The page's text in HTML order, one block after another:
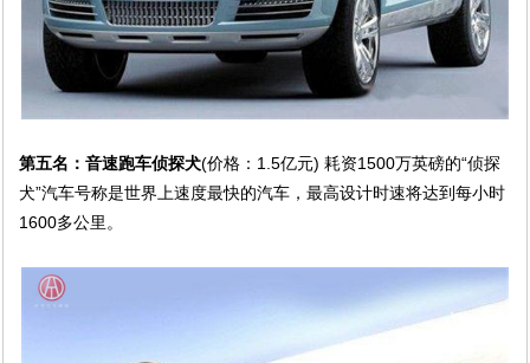
第五名：音速跑车侦探犬(价格：1.5亿元) 耗资1500万英磅的“侦探
犬”汽车号称是世界上速度最快的汽车，最高设计时速将达到每小时
1600多公里。